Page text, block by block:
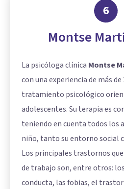
6
Montse
La psicóloga clínica Montse
con una experiencia de más de
tratamiento psicológico
adolescentes. Su terapia es
teniendo en cuenta todos los
niño, tanto su entorno social
Los principales trastornos
de trabajo son, entre otros:
conducta, las fobias, el